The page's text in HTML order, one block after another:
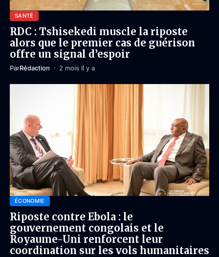
SANTÉ
RDC : Tshisekedi muscle la riposte
alors que le premier cas de guérison
offre un signal d’espoir
ParRédaction 2 mois Il y a
ÉCONOMIE
Riposte contre Ebola : le
gouvernement congolais et le
Royaume-Uni renforcent leur
coordination sur les vols humanitaires